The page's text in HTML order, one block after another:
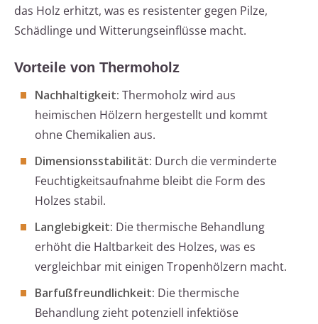
das Holz erhitzt, was es resistenter gegen Pilze,
Schädlinge und Witterungseinflüsse macht.
Vorteile von Thermoholz
Nachhaltigkeit: Thermoholz wird aus
heimischen Hölzern hergestellt und kommt
ohne Chemikalien aus.
Dimensionsstabilität: Durch die verminderte
Feuchtigkeitsaufnahme bleibt die Form des
Holzes stabil.
Langlebigkeit: Die thermische Behandlung
erhöht die Haltbarkeit des Holzes, was es
vergleichbar mit einigen Tropenhölzern macht.
Barfußfreundlichkeit: Die thermische
Behandlung zieht potenziell infektiöse